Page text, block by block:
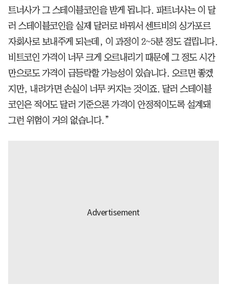
트너사가 그 스테이블코인을 받게 됩니다. 파트너사는 이 달
러 스테이블코인을 실제 달러로 바꿔서 센트비의 싱가포르
자회사로 보내주게 되는데, 이 과정이 2~5분 정도 걸립니다.
비트코인 가격이 너무 크게 오르내리기 때문에 그 정도 시간
만으로도 가격이 급등락할 가능성이 있습니다. 오르면 좋겠
지만, 내려가면 손실이 너무 커지는 것이죠. 달러 스테이블
코인은 적어도 달러 기준으론 가격이 안정적이도록 설계돼
그런 위험이 거의 없습니다.”